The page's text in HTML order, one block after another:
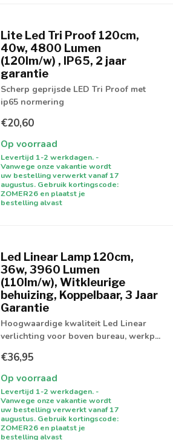
Lite Led Tri Proof 120cm,
40w, 4800 Lumen
(120lm/w) , IP65, 2 jaar
garantie
Scherp geprijsde LED Tri Proof met
ip65 normering
€20,60
Op voorraad
Levertijd 1-2 werkdagen. -
Vanwege onze vakantie wordt
uw bestelling verwerkt vanaf 17
augustus. Gebruik kortingscode:
ZOMER26 en plaatst je
bestelling alvast
Led Linear Lamp 120cm,
36w, 3960 Lumen
(110lm/w), Witkleurige
behuizing, Koppelbaar, 3 Jaar
Garantie
Hoogwaardige kwaliteit Led Linear
verlichting voor boven bureau, werkp...
€36,95
Op voorraad
Levertijd 1-2 werkdagen. -
Vanwege onze vakantie wordt
uw bestelling verwerkt vanaf 17
augustus. Gebruik kortingscode:
ZOMER26 en plaatst je
bestelling alvast